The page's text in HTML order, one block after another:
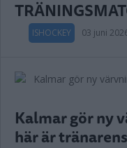
ISHOCKEY 03 juni
Kalmar gör ny
här är